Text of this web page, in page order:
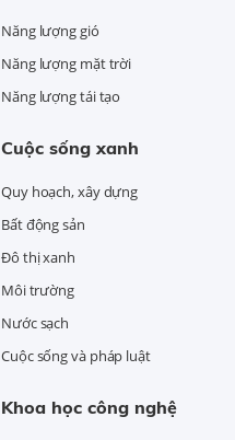
Năng lượng gió
Năng lượng mặt trời
Năng lượng tái tạo
Cuộc sống xanh
Quy hoạch, xây dựng
Bất động sản
Đô thị xanh
Môi trường
Nước sạch
Cuộc sống và pháp luật
Khoa học công nghệ